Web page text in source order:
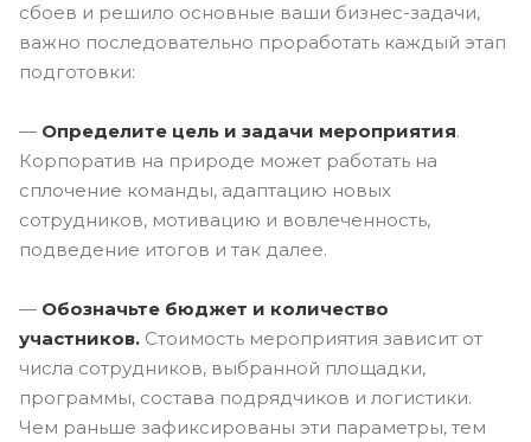
сбоев и решило основные ваши бизнес-задачи,
важно последовательно проработать каждый этап
подготовки:
— Определите цель и задачи мероприятия.
Корпоратив на природе может работать на
сплочение команды, адаптацию новых
сотрудников, мотивацию и вовлеченность,
подведение итогов и так далее.
— Обозначьте бюджет и количество
участников. Стоимость мероприятия зависит от
числа сотрудников, выбранной площадки,
программы, состава подрядчиков и логистики.
Чем раньше зафиксированы эти параметры, тем